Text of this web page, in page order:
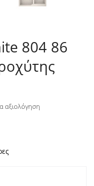
804 86
αξιολόγηση